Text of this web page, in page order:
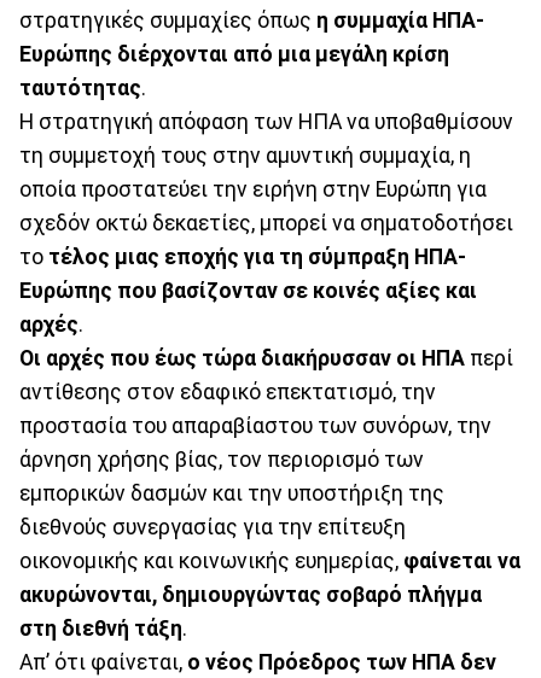
στρατηγικές συμμαχίες όπως η συμμαχία ΗΠΑ-
Ευρώπης διέρχονται από μια μεγάλη κρίση
ταυτότητας.
Η στρατηγική απόφαση των ΗΠΑ να υποβαθμίσουν
τη συμμετοχή τους στην αμυντική συμμαχία, η
οποία προστατεύει την ειρήνη στην Ευρώπη για
σχεδόν οκτώ δεκαετίες, μπορεί να σηματοδοτήσει
το τέλος μιας εποχής για τη σύμπραξη ΗΠΑ-
Ευρώπης που βασίζονταν σε κοινές αξίες και
αρχές.
Οι αρχές που έως τώρα διακήρυσσαν οι ΗΠΑ περί
αντίθεσης στον εδαφικό επεκτατισμό, την
προστασία του απαραβίαστου των συνόρων, την
άρνηση χρήσης βίας, τον περιορισμό των
εμπορικών δασμών και την υποστήριξη της
διεθνούς συνεργασίας για την επίτευξη
οικονομικής και κοινωνικής ευημερίας, φαίνεται να
ακυρώνονται, δημιουργώντας σοβαρό πλήγμα
στη διεθνή τάξη.
Απ’ ότι φαίνεται, ο νέος Πρόεδρος των ΗΠΑ δεν